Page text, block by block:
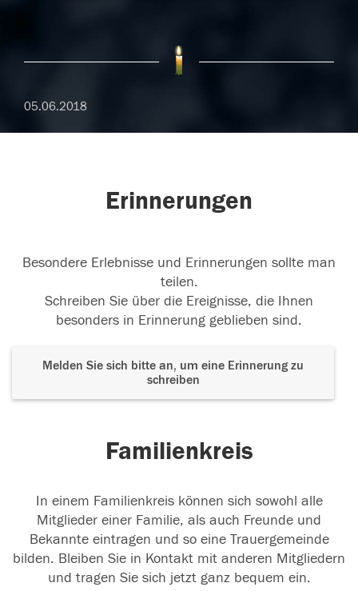
05.06.2018
Erinnerungen
Besondere Erlebnisse und Erinnerungen sollte man
teilen.
Schreiben Sie über die Ereignisse, die Ihnen
besonders in Erinnerung geblieben sind.
Melden Sie sich bitte an, um eine Erinnerung zu
schreiben
Familienkreis
In einem Familienkreis können sich sowohl alle
Mitglieder einer Familie, als auch Freunde und
Bekannte eintragen und so eine Trauergemeinde
bilden. Bleiben Sie in Kontakt mit anderen Mitgliedern
und tragen Sie sich jetzt ganz bequem ein.